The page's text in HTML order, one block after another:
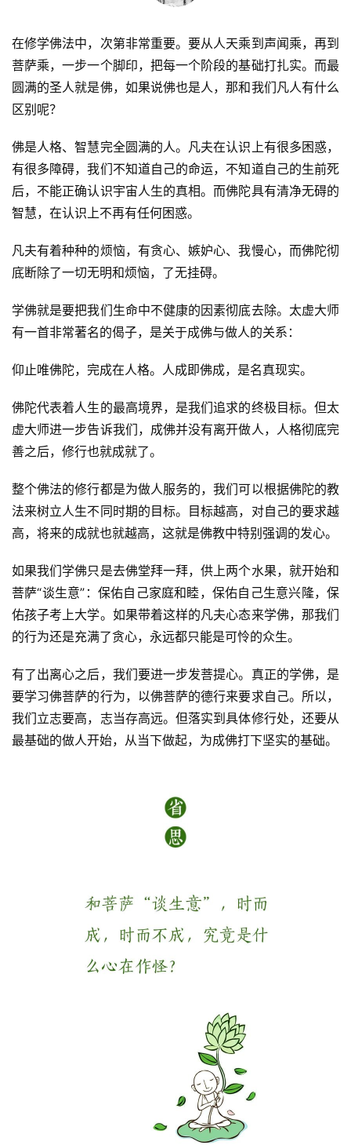
资
讯
八
点
在修学佛法中，次第非常重要。要从人天乘到声闻乘，再到
菩萨乘，一步一个脚印，把每一个阶段的基础打扎实。而最
圆满的圣人就是佛，如果说佛也是人，那和我们凡人有什么
区别呢？
佛是人格、智慧完全圆满的人。凡夫在认识上有很多困惑，
有很多障碍，我们不知道自己的命运，不知道自己的生前死
后，不能正确认识宇宙人生的真相。而佛陀具有清净无碍的
智慧，在认识上不再有任何困惑。
凡夫有着种种的烦恼，有贪心、嫉妒心、我慢心，而佛陀彻
底断除了一切无明和烦恼，了无挂碍。
学佛就是要把我们生命中不健康的因素彻底去除。太虚大师
有一首非常著名的偈子，是关于成佛与做人的关系：
仰止唯佛陀，完成在人格。人成即佛成，是名真现实。
佛陀代表着人生的最高境界，是我们追求的终极目标。但太
虚大师进一步告诉我们，成佛并没有离开做人，人格彻底完
善之后，修行也就成就了。
整个佛法的修行都是为做人服务的，我们可以根据佛陀的教
法来树立人生不同时期的目标。目标越高，对自己的要求越
高，将来的成就也就越高，这就是佛教中特别强调的发心。
如果我们学佛只是去佛堂拜一拜，供上两个水果，就开始和
菩萨“谈生意”：保佑自己家庭和睦，保佑自己生意兴隆，保
佑孩子考上大学。如果带着这样的凡夫心态来学佛，那我们
的行为还是充满了贪心，永远都只能是可怜的众生。
有了出离心之后，我们要进一步发菩提心。真正的学佛，是
要学习佛菩萨的行为，以佛菩萨的德行来要求自己。所以，
我们立志要高，志当存高远。但落实到具体修行处，还要从
最基础的做人开始，从当下做起，为成佛打下坚实的基础。